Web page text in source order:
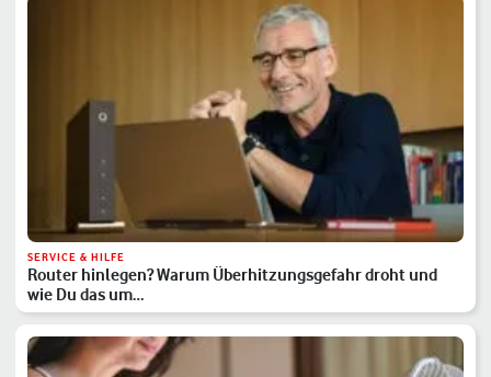
SERVICE & HILFE
Router hinlegen? Warum Überhitzungsgefahr droht und
wie Du das um…